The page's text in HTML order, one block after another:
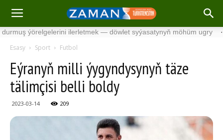
ýörelgelerini ilerletmek — döwlet syýasatynyň möhüm ugry ·
Esasy Sport Futbol
Eýranyň milli ýygyndysynyň täze
tälimçisi belli boldy
2023-03-14 209